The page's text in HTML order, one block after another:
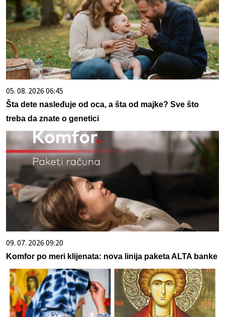
05. 08. 2026 06:45
Šta dete nasleđuje od oca, a šta od majke? Sve što
treba da znate o genetici
09. 07. 2026 09:20
Komfor po meri klijenata: nova linija paketa ALTA banke